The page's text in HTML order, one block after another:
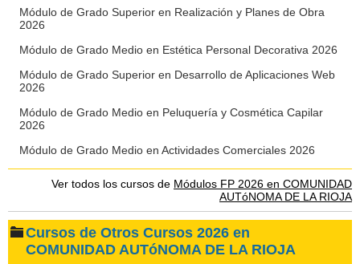
Módulo de Grado Superior en Realización y Planes de Obra
2026
Módulo de Grado Medio en Estética Personal Decorativa 2026
Módulo de Grado Superior en Desarrollo de Aplicaciones Web
2026
Módulo de Grado Medio en Peluquería y Cosmética Capilar
2026
Módulo de Grado Medio en Actividades Comerciales 2026
Ver todos los cursos de Módulos FP 2026 en COMUNIDAD
AUTóNOMA DE LA RIOJA
Cursos de Otros Cursos 2026 en
COMUNIDAD AUTóNOMA DE LA RIOJA